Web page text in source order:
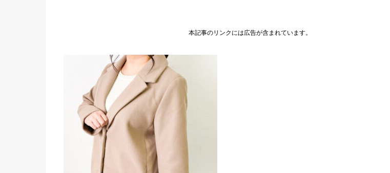
本記事のリンクには広告が含まれています。